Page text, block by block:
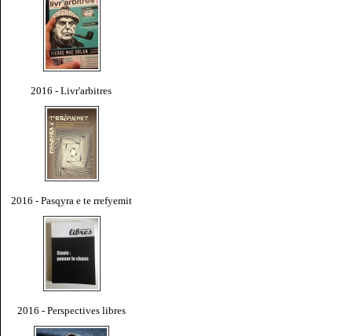
2016 - Livr'arbitres
2016 - Pasqyra e te rrefyemit
2016 - Perspectives libres